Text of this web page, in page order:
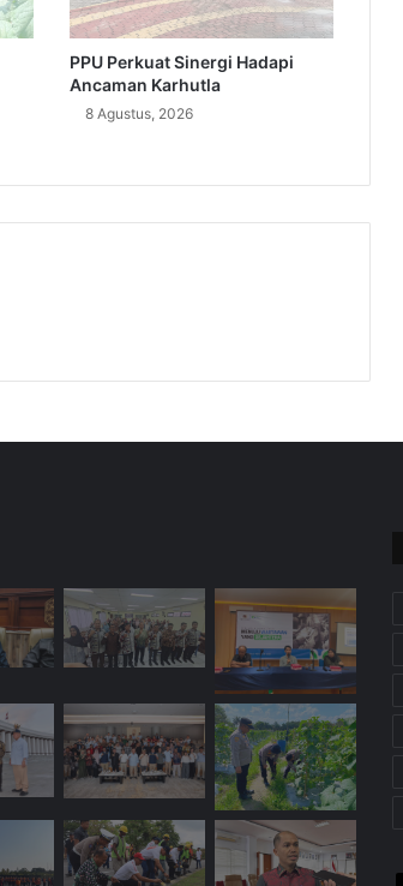
PPU Perkuat Sinergi Hadapi
Ancaman Karhutla
8 Agustus, 2026